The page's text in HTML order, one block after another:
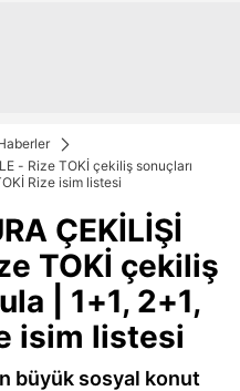
- Rize TOKİ çekiliş sonuçları
Rize isim listesi
ÇEKİLİŞİ
TOKİ çekiliş
| 1+1, 2+1,
isim listesi
büyük sosyal konut